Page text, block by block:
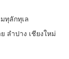
ทุลักทุเล
ลำปาง เชียงใหม่